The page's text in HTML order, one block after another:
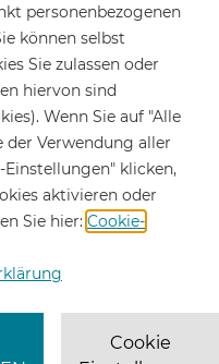
personenbezogenen
können selbst
Sie zulassen oder
hiervon sind
Wenn Sie auf "Alle
Verwendung aller
Einstellungen" klicken,
aktivieren oder
Sie hier: Cookie-
Cookie